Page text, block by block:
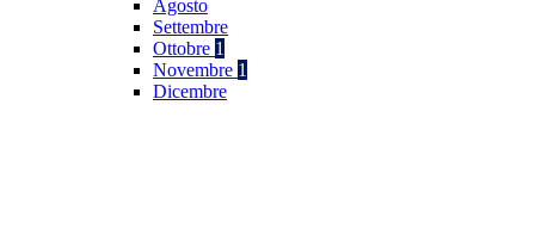
Agosto
Settembre
Ottobre 1
Novembre 1
Dicembre